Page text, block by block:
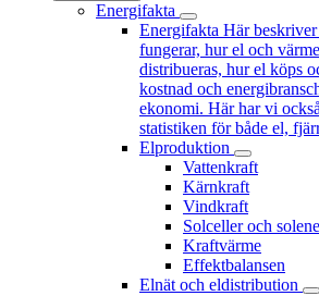
Energifakta
Energifakta Här
fungerar, hur el och
distribueras, hur el köps
kostnad och
ekonomi. Här har vi
statistiken för både el,
Elproduktion
Vattenkraft
Kärnkraft
Vindkraft
Solceller och
Kraftvärme
Effektbalansen
Elnät och eldistribution